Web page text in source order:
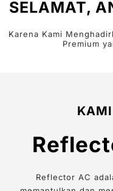
SELAMAT,
Karena Kami
Premium
Reflector AC